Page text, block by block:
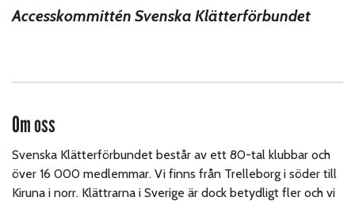
Accesskommittén Svenska Klätterförbundet
Om oss
Svenska Klätterförbundet består av ett 80-tal klubbar och
över 16 000 medlemmar. Vi finns från Trelleborg i söder till
Kiruna i norr. Klättrarna i Sverige är dock betydligt fler och vi